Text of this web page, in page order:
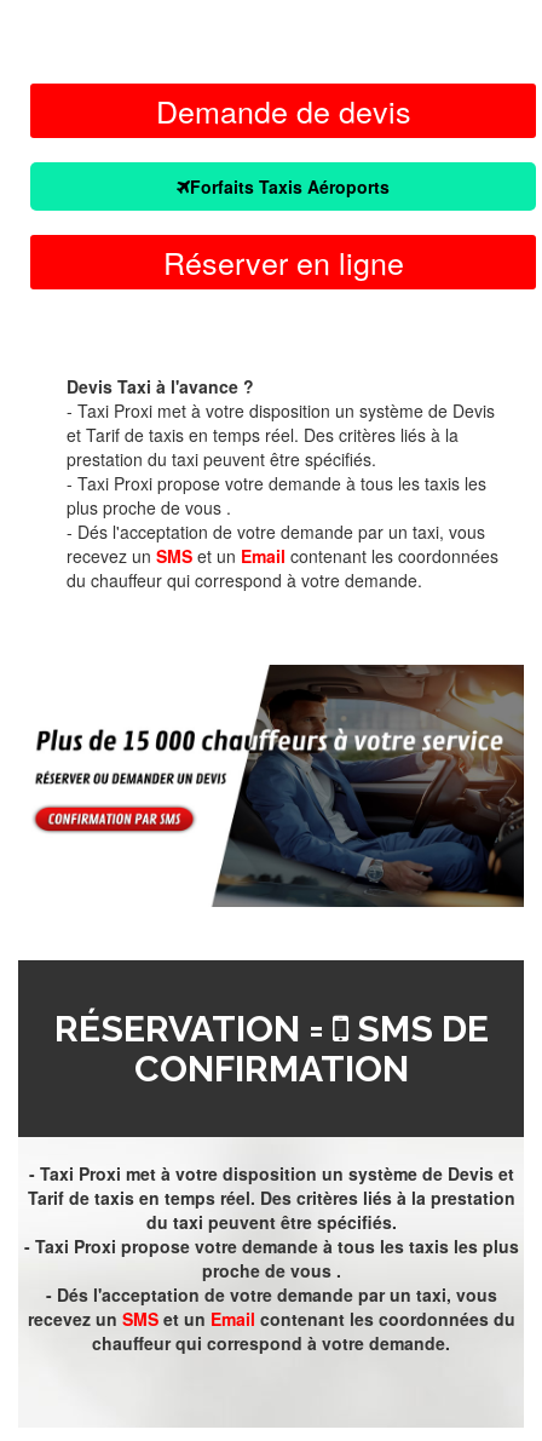
Demande de devis
Forfaits Taxis Aéroports
Réserver en ligne
Devis Taxi à l'avance ?
- Taxi Proxi met à votre disposition un système de Devis
et Tarif de taxis en temps réel. Des critères liés à la
prestation du taxi peuvent être spécifiés.
- Taxi Proxi propose votre demande à tous les taxis les
plus proche de vous .
- Dés l'acceptation de votre demande par un taxi, vous
recevez un SMS et un Email contenant les coordonnées
du chauffeur qui correspond à votre demande.
RÉSERVATION =
SMS DE
CONFIRMATION
- Taxi Proxi met à votre disposition un système de Devis et
Tarif de taxis en temps réel. Des critères liés à la prestation
du taxi peuvent être spécifiés.
- Taxi Proxi propose votre demande à tous les taxis les plus
proche de vous .
- Dés l'acceptation de votre demande par un taxi, vous
recevez un SMSet un Email contenant les coordonnées du
chauffeur qui correspond à votre demande.